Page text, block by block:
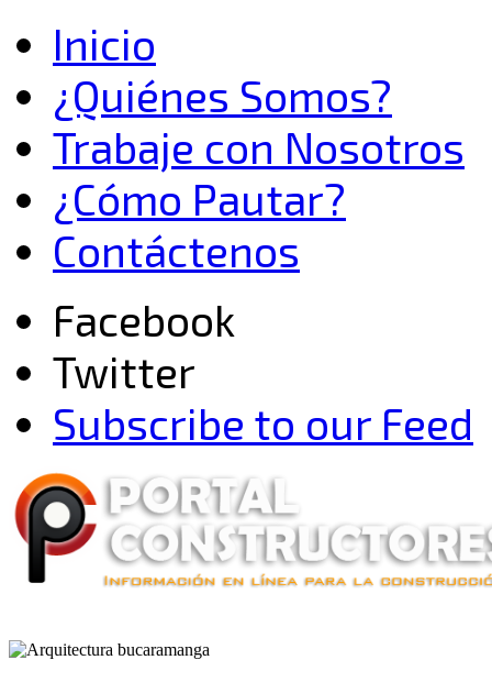
Inicio
¿Quiénes Somos?
Trabaje con Nosotros
¿Cómo Pautar?
Contáctenos
Facebook
Twitter
Subscribe to our Feed